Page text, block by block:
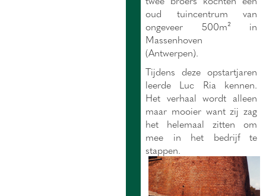
oud tuincentrum van
ongeveer 500m² in
Massenhoven
(Antwerpen).
Tijdens deze opstartjaren
leerde Luc Ria kennen.
Het verhaal wordt alleen
maar mooier want zij zag
het helemaal zitten om
mee in het bedrijf te
stappen.